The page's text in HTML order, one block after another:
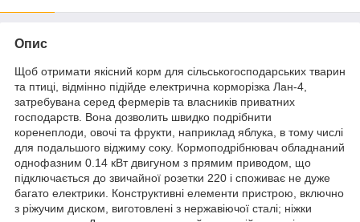
Опис
Щоб отримати якісний корм для сільськогосподарських тварин
та птиці, відмінно підійде електрична корморізка Лан-4,
затребувана серед фермерів та власників приватних
господарств. Вона дозволить швидко подрібнити
коренеплоди, овочі та фрукти, наприклад яблука, в тому числі
для подальшого віджиму соку. Кормоподрібнювач обладнаний
однофазним 0.14 кВт двигуном з прямим приводом, що
підключається до звичайної розетки 220 і споживає не дуже
багато електрики. Конструктивні елементи пристрою, включно
з ріжучим диском, виготовлені з нержавіючої сталі; ніжки